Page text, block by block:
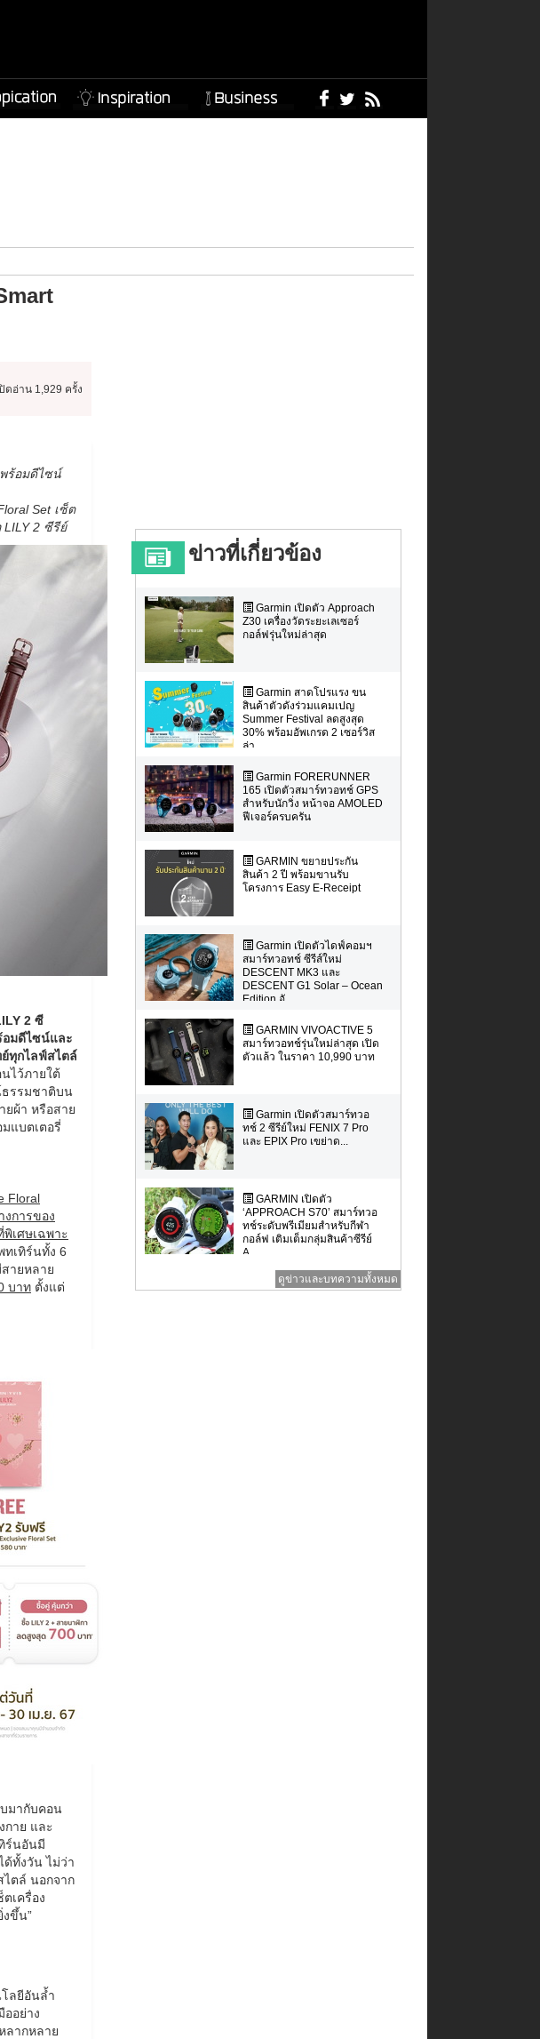
ดอ่าน 1,929 ครั้ง
ร้อมดีไซน์
Set เซ็ต
2 ซีรีย์
2 ซี
อมดีไซน์และ
ทุกไลฟ์สไตล์
ไว้ภายใต้
ธรรมชาติบน
ยผ้า หรือสาย
แบตเตอรี่
Floral
การของ
เศษเฉพาะ
เทิร์นทั้ง 6
ายหลาย
บาท ตั้งแต่
บมากับคอน
กาย และ
ร์นอันมี
ด้ทั้งวัน ไม่ว่า
ไตล์ นอกจาก
เครื่อง
ขึ้น”
ลยีอันล้ำ
อย่าง
ลากหลาย
ข่าวที่เกี่ยวข้อง
Garmin เปิดตัว Approach
Z30 เครื่องวัดระยะเลเซอร์
กอล์ฟรุ่นใหม่ล่าสุด
Garmin สาดโปรแรง ขน
สินค้าตัวดังร่วมแคมเปญ
Summer Festival ลดสูงสุด
30% พร้อมอัพเกรด 2 เซอร์วิส
ล่า...
Garmin FORERUNNER
165 เปิดตัวสมาร์ทวอทช์ GPS
สำหรับนักวิ่ง หน้าจอ AMOLED
ฟีเจอร์ครบครัน
GARMIN ขยายประกัน
สินค้า 2 ปี พร้อมขานรับ
โครงการ Easy E-Receipt
Garmin เปิดตัวไดฟ์คอมฯ
สมาร์ทวอทช์ ซีรีส์ใหม่
DESCENT MK3 และ
DESCENT G1 Solar – Ocean
Edition อั...
GARMIN VIVOACTIVE 5
สมาร์ทวอทช์รุ่นใหม่ล่าสุด เปิด
ตัวแล้ว ในราคา 10,990 บาท
Garmin เปิดตัวสมาร์ทวอ
ทช์ 2 ซีรีย์ใหม่ FENIX 7 Pro
และ EPIX Pro เขย่าด...
GARMIN เปิดตัว
‘APPROACH S70’ สมาร์ทวอ
ทช์ระดับพรีเมียมสำหรับกีฬา
กอล์ฟ เติมเต็มกลุ่มสินค้าซีรีย์
A...
ดูข่าวและบทความทั้งหมด